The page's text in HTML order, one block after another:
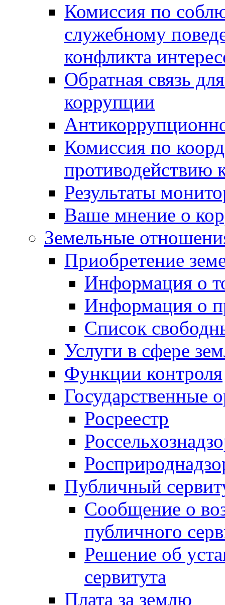
Комиссия по
служебному
конфликта
Обратная связь
коррупции
Комиссия по
противодействию
Результаты
Ваше мнение о
Земельные
Приобретение
Информация о
Информация о
Список
Услуги в сфере
Функции контроля
Государственные
Росреестр
Публичный
Сообщение о
публичного
Решение об
сервитута
Плата за землю